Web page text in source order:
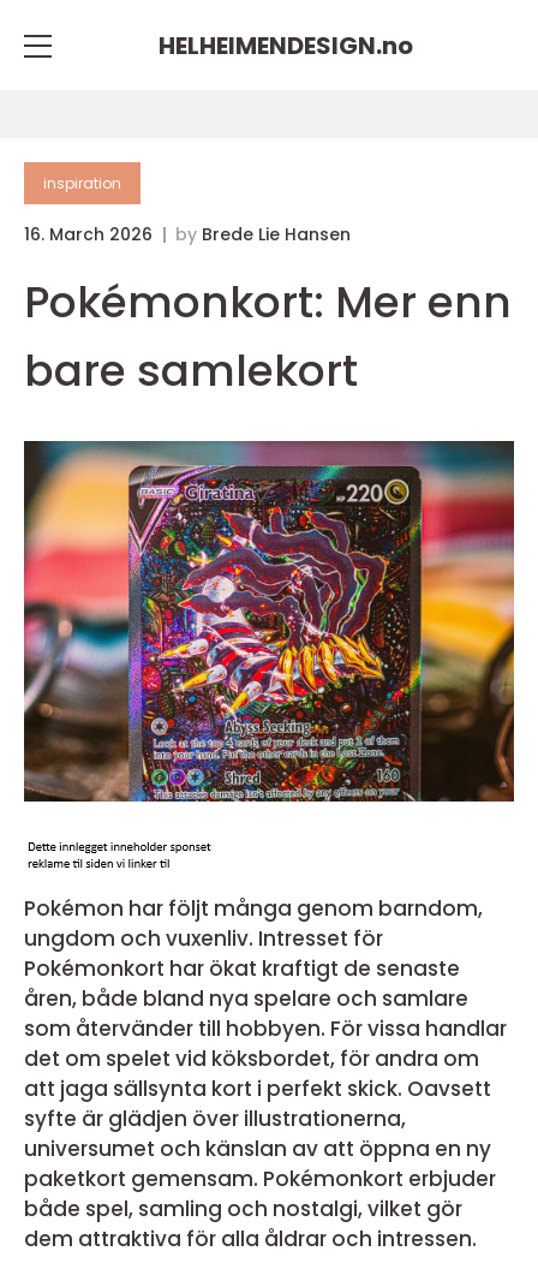
HELHEIMENDESIGN.no
inspiration
16. March 2026 by Brede Lie Hansen
Pokémonkort: Mer enn
bare samlekort
Pokémon har följt många genom barndom,
ungdom och vuxenliv. Intresset för
Pokémonkort har ökat kraftigt de senaste
åren, både bland nya spelare och samlare
som återvänder till hobbyen. För vissa handlar
det om spelet vid köksbordet, för andra om
att jaga sällsynta kort i perfekt skick. Oavsett
syfte är glädjen över illustrationerna,
universumet och känslan av att öppna en ny
paketkort gemensam. Pokémonkort erbjuder
både spel, samling och nostalgi, vilket gör
dem attraktiva för alla åldrar och intressen.